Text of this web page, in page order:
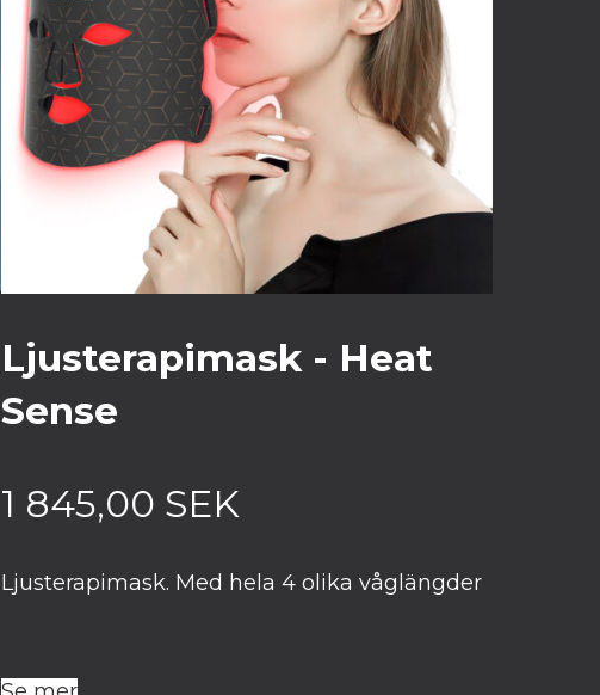
Ljusterapimask - Heat
Sense
1 845,00 SEK
Ljusterapimask. Med hela 4 olika våglängder